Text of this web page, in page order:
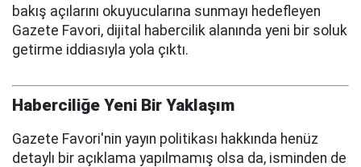
bakış açılarını okuyucularına sunmayı hedefleyen
Gazete Favori, dijital habercilik alanında yeni bir soluk
getirme iddiasıyla yola çıktı.
Haberciliğe Yeni Bir Yaklaşım
Gazete Favori'nin yayın politikası hakkında henüz
detaylı bir açıklama yapılmamış olsa da, isminden de